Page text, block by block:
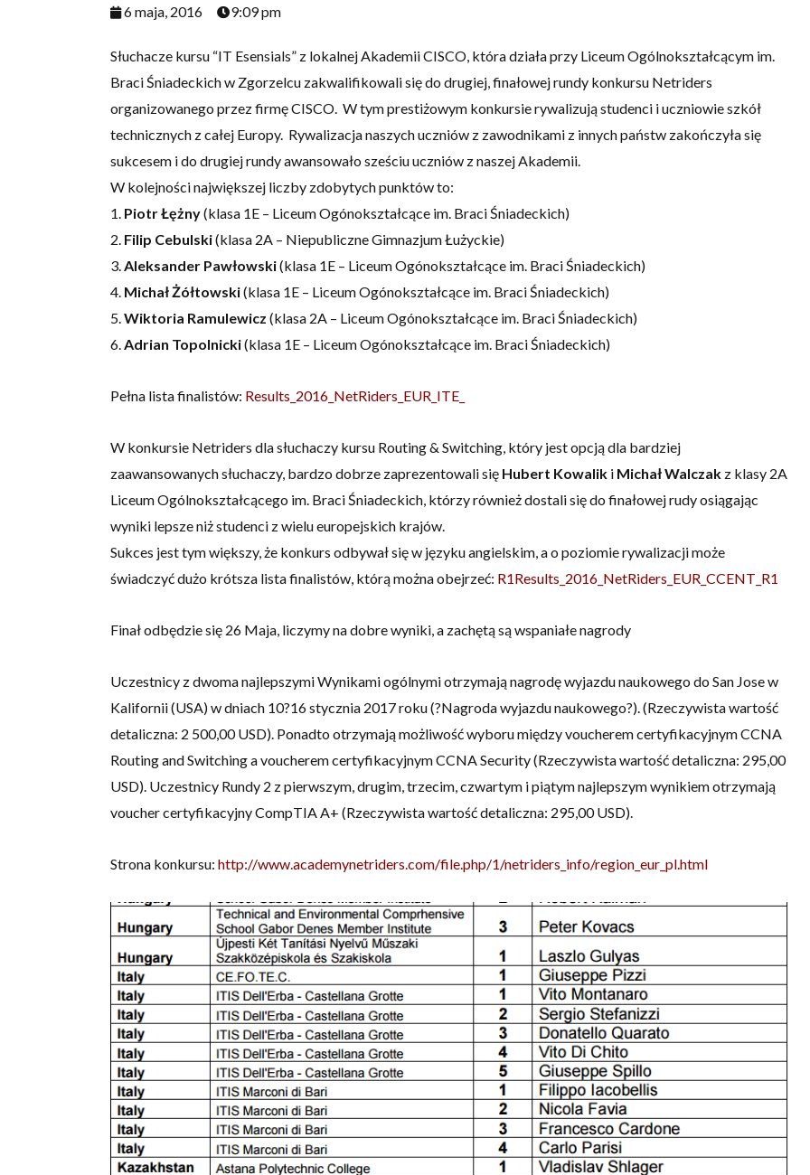
6 maja, 2016 9:09 pm
Słuchacze kursu “IT Esensials” z lokalnej Akademii CISCO, która działa przy Liceum Ogólnokształcącym im.
Braci Śniadeckich w Zgorzelcu zakwalifikowali się do drugiej, finałowej rundy konkursu Netriders
organizowanego przez firmę CISCO. W tym prestiżowym konkursie rywalizują studenci i uczniowie szkół
technicznych z całej Europy. Rywalizacja naszych uczniów z zawodnikami z innych państw zakończyła się
sukcesem i do drugiej rundy awansowało sześciu uczniów z naszej Akademii.
W kolejności największej liczby zdobytych punktów to:
1. Piotr Łężny(klasa 1E – Liceum Ogónokształcące im. Braci Śniadeckich)
2. Filip Cebulski(klasa 2A – Niepubliczne Gimnazjum Łużyckie)
3. Aleksander Pawłowski(klasa 1E – Liceum Ogónokształcące im. Braci Śniadeckich)
4. Michał Żółtowski(klasa 1E – Liceum Ogónokształcące im. Braci Śniadeckich)
5. Wiktoria Ramulewicz (klasa 2A – Liceum Ogónokształcące im. Braci Śniadeckich)
6. Adrian Topolnicki(klasa 1E – Liceum Ogónokształcące im. Braci Śniadeckich)
Pełna lista finalistów: Results_2016_NetRiders_EUR_ITE_
W konkursie Netriders dla słuchaczy kursu Routing & Switching, który jest opcją dla bardziej
zaawansowanych słuchaczy, bardzo dobrze zaprezentowali się Hubert Kowalik i Michał Walczak z klasy 2A
Liceum Ogólnokształcącego im. Braci Śniadeckich, którzy również dostali się do finałowej rudy osiągając
wyniki lepsze niż studenci z wielu europejskich krajów.
Sukces jest tym większy, że konkurs odbywał się w języku angielskim, a o poziomie rywalizacji może
świadczyć dużo krótsza lista finalistów, którą można obejrzeć: R1Results_2016_NetRiders_EUR_CCENT_R1
Finał odbędzie się 26 Maja, liczymy na dobre wyniki, a zachętą są wspaniałe nagrody
Uczestnicy z dwoma najlepszymi Wynikami ogólnymi otrzymają nagrodę wyjazdu naukowego do San Jose w
Kalifornii (USA) w dniach 10?16 stycznia 2017 roku (?Nagroda wyjazdu naukowego?). (Rzeczywista wartość
detaliczna: 2 500,00 USD). Ponadto otrzymają możliwość wyboru między voucherem certyfikacyjnym CCNA
Routing and Switching a voucherem certyfikacyjnym CCNA Security (Rzeczywista wartość detaliczna: 295,00
USD). Uczestnicy Rundy 2 z pierwszym, drugim, trzecim, czwartym i piątym najlepszym wynikiem otrzymają
voucher certyfikacyjny CompTIA A+ (Rzeczywista wartość detaliczna: 295,00 USD).
Strona konkursu: http://www.academynetriders.com/file.php/1/netriders_info/region_eur_pl.html